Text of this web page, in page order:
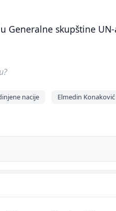
Generalne skupštine
nacije
Elmedin Konaković